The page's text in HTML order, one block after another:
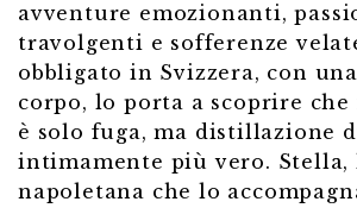
avventure emozionanti,
travolgenti e sofferenze
obbligato in Svizzera, con
corpo, lo porta a scoprire
è solo fuga, ma distillazione
intimamente più vero. Stella,
napoletana che lo